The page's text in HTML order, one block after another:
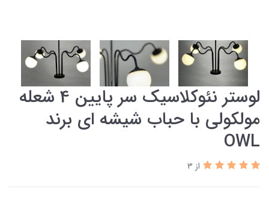
لوستر نئوکلاسیک سر پایین 4 شعله
مولکولی با حباب شیشه ای برند
OWL
از 3